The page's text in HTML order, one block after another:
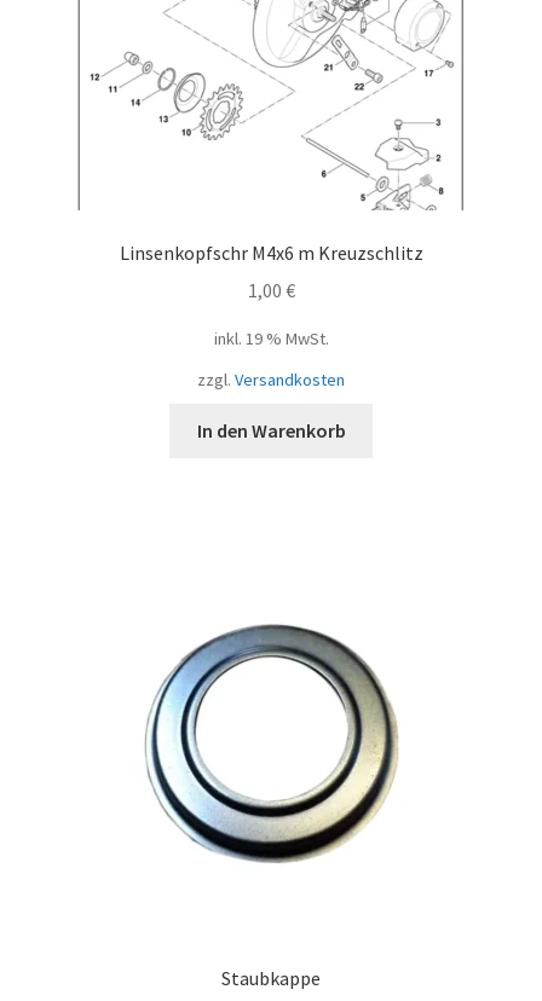
Linsenkopfschr M4x6 m Kreuzschlitz
1,00 €
inkl. 19 % MwSt.
zzgl. Versandkosten
In den Warenkorb
Staubkappe